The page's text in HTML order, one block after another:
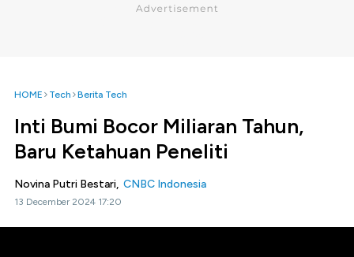
HOME Tech Berita Tech
Inti Bumi Bocor Miliaran Tahun,
Baru Ketahuan Peneliti
Novina Putri Bestari, CNBC Indonesia
13 December 2024 17:20